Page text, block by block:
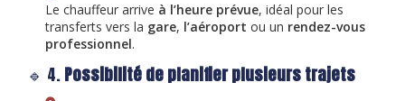
Le chauffeur arrive à l’heure prévue, idéal pour les
transferts vers la gare, l’aéroport ou un rendez-vous
professionnel.
🔹 4.Possibilité de planifier plusieurs trajets